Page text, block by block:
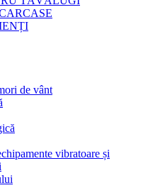
de vânt
vibratoare și